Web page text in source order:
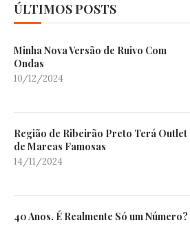
ÚLTIMOS POSTS
Minha Nova Versão de Ruivo Com
Ondas
10/12/2024
Região de Ribeirão Preto Terá Outlet
de Marcas Famosas
14/11/2024
40 Anos. É Realmente Só um Número?